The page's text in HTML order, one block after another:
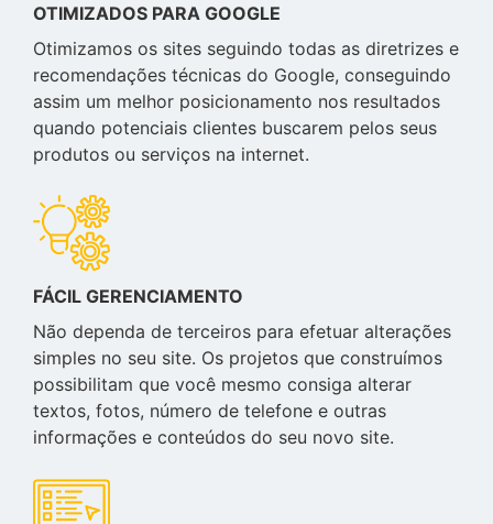
OTIMIZADOS PARA GOOGLE
Otimizamos os sites seguindo todas as diretrizes e
recomendações técnicas do Google, conseguindo
assim um melhor posicionamento nos resultados
quando potenciais clientes buscarem pelos seus
produtos ou serviços na internet.
FÁCIL GERENCIAMENTO
Não dependa de terceiros para efetuar alterações
simples no seu site. Os projetos que construímos
possibilitam que você mesmo consiga alterar
textos, fotos, número de telefone e outras
informações e conteúdos do seu novo site.